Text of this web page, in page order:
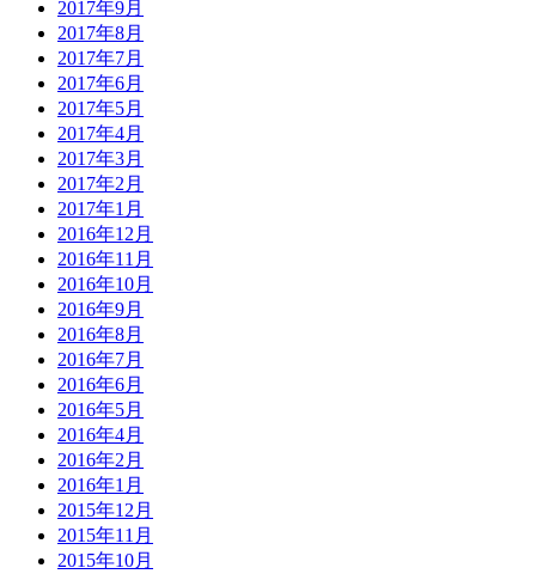
2017年9月
2017年8月
2017年7月
2017年6月
2017年5月
2017年4月
2017年3月
2017年2月
2017年1月
2016年12月
2016年11月
2016年10月
2016年9月
2016年8月
2016年7月
2016年6月
2016年5月
2016年4月
2016年2月
2016年1月
2015年12月
2015年11月
2015年10月